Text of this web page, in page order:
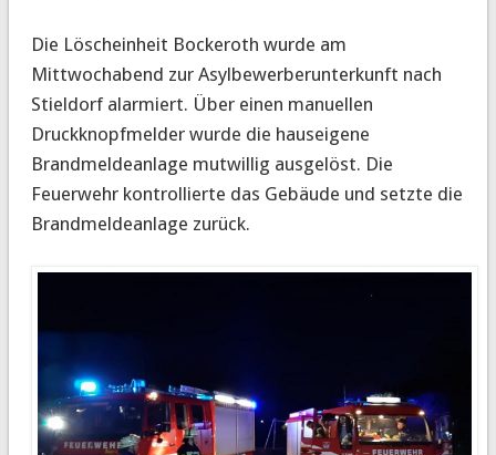
Die Löscheinheit Bockeroth wurde am
Mittwochabend zur Asylbewerberunterkunft nach
Stieldorf alarmiert. Über einen manuellen
Druckknopfmelder wurde die hauseigene
Brandmeldeanlage mutwillig ausgelöst. Die
Feuerwehr kontrollierte das Gebäude und setzte die
Brandmeldeanlage zurück.